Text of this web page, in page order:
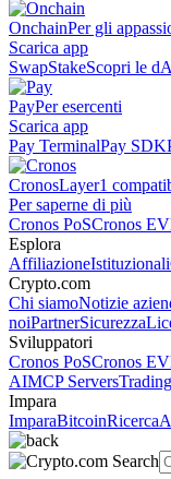
OnchainPer gli
Scarica app
SwapStakeScopri le
PayPer esercenti
Scarica app
Pay TerminalPay SDK
CronosLayer1
Per saperne di più
Cronos PoSCronos
Esplora
AffiliazioneIstituzionali
Crypto.com
Chi siamoNotizie
noiPartnerSicurezza
Sviluppatori
Cronos PoSCronos
AIMCP Servers
Impara
ImparaBitcoinRicerca